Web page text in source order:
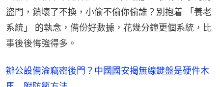
盜門，鎖壞了不換，小偷不偷你偷誰？別抱着 「養老
系統」 的執念，備份好數據，花幾分鐘更個系統，比
事後後悔強得多。
辦公設備淪竊密後門？中國國安揭無線鍵盤是硬件木